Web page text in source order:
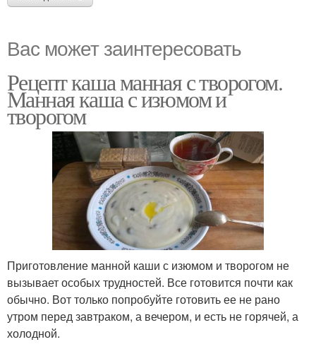
Вас может заинтересовать
Рецепт каша манная с творогом.
Манная каша с изюмом и
творогом
Приготовление манной каши с изюмом и творогом не
вызывает особых трудностей. Все готовится почти как
обычно. Вот только попробуйте готовить ее не рано
утром перед завтраком, а вечером, и есть не горячей, а
холодной.